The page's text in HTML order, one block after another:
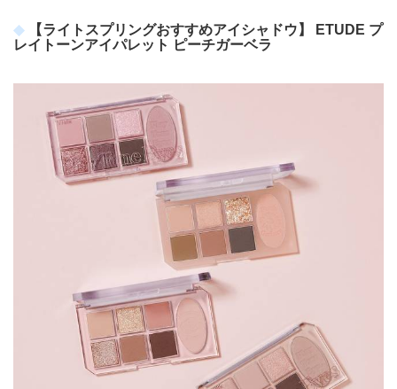
【ライトスプリングおすすめアイシャドウ】 ETUDE プ
レイトーンアイパレット ピーチガーベラ